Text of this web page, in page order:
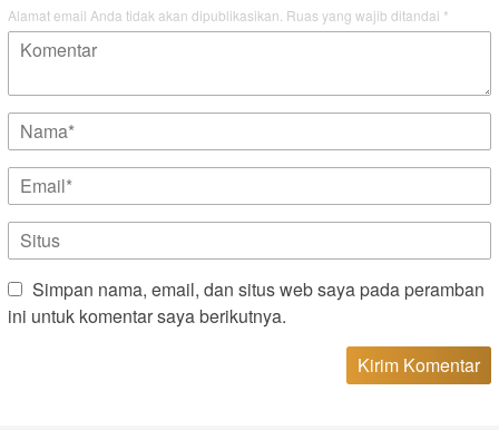
Alamat email Anda tidak akan dipublikasikan. Ruas yang wajib ditandai *
Simpan nama, email, dan situs web saya pada peramban
ini untuk komentar saya berikutnya.